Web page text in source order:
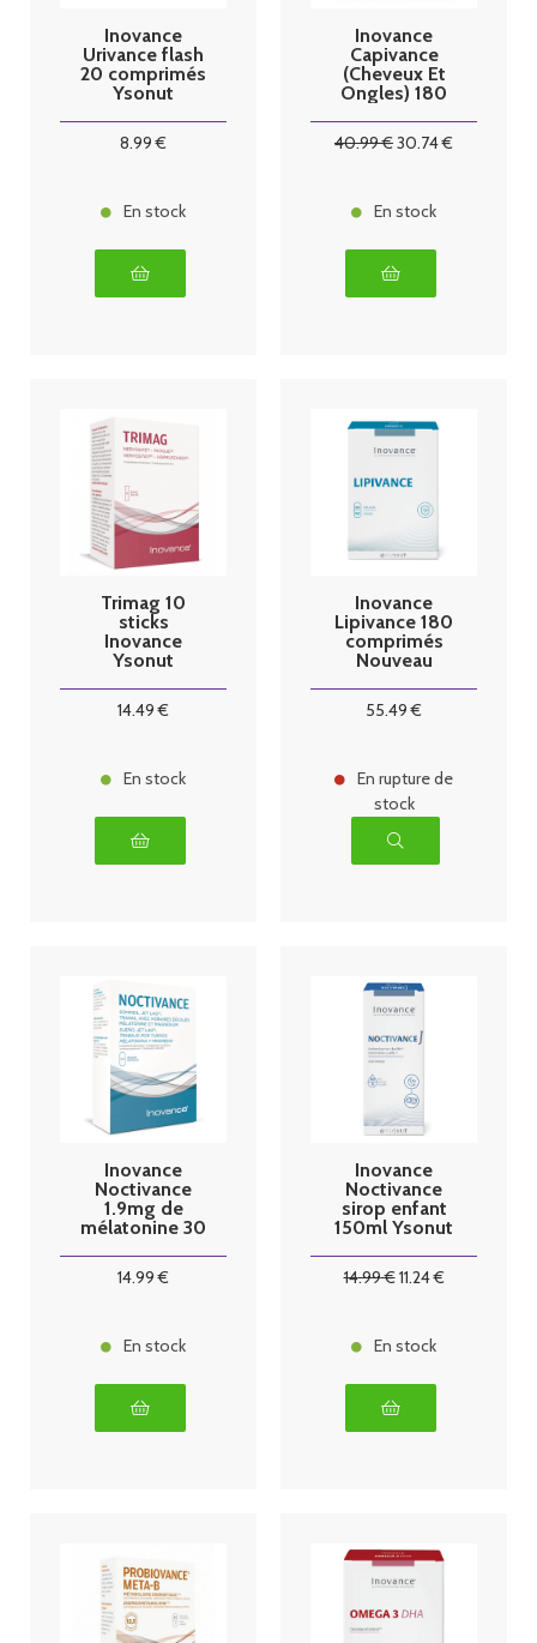
Inovance
Urivance flash
20 comprimés
Ysonut
8.99 €
En stock
Inovance
Capivance
(Cheveux Et
Ongles) 180
40.99€30.74€
En stock
Trimag 10
sticks
Inovance
Ysonut
14.49 €
En stock
Inovance
Lipivance 180
comprimés
Nouveau
55.49 €
En rupture de
stock
Inovance
Noctivance
1.9mg de
mélatonine 30
14.99 €
En stock
Inovance
Noctivance
sirop enfant
150ml Ysonut
14.99€11.24€
En stock